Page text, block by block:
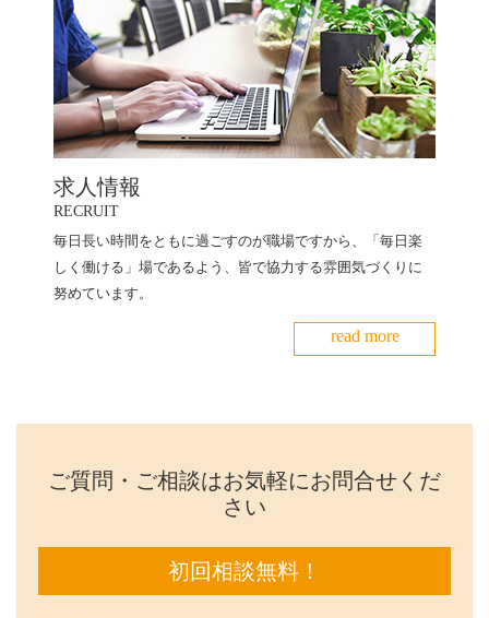
求人情報
RECRUIT
毎日長い時間をともに過ごすのが職場ですから、「毎日楽
しく働ける」場であるよう、皆で協力する雰囲気づくりに
努めています。
read more
ご質問・ご相談はお気軽にお問合せくだ
さい
初回相談無料！